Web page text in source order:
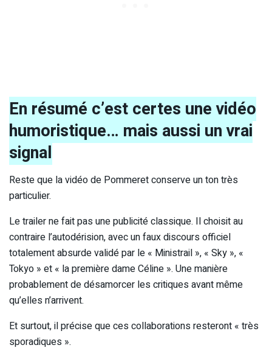
En résumé c’est certes une vidéo
humoristique… mais aussi un vrai
signal
Reste que la vidéo de Pommeret conserve un ton très
particulier.
Le trailer ne fait pas une publicité classique. Il choisit au
contraire l’autodérision, avec un faux discours officiel
totalement absurde validé par le « Ministrail », « Sky », «
Tokyo » et « la première dame Céline ». Une manière
probablement de désamorcer les critiques avant même
qu’elles n’arrivent.
Et surtout, il précise que ces collaborations resteront « très
sporadiques ».